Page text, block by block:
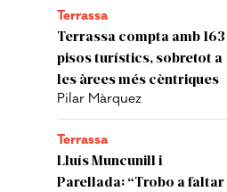
Terrassa
Terrassa compta amb 163
pisos turístics, sobretot a
les àrees més cèntriques
Pilar Màrquez
Terrassa
Lluís Muncunill i
Parellada: “Trobo a faltar